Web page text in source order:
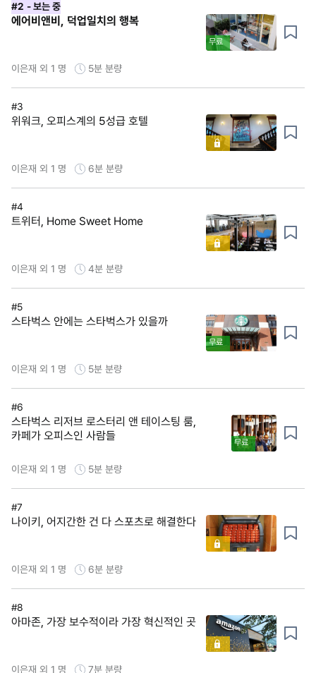
#2 - 보는 중
에어비앤비, 덕업일치의 행복
무료
이은재 외 1 명 5분 분량
#3
위워크, 오피스계의 5성급 호텔
이은재 외 1 명 6분 분량
#4
트위터, Home Sweet Home
이은재 외 1 명 4분 분량
#5
스타벅스 안에는 스타벅스가 있을까
무료
이은재 외 1 명 5분 분량
#6
스타벅스 리저브 로스터리 앤 테이스팅 룸,
카페가 오피스인 사람들
무료
이은재 외 1 명 5분 분량
#7
나이키, 어지간한 건 다 스포츠로 해결한다
이은재 외 1 명 6분 분량
#8
아마존, 가장 보수적이라 가장 혁신적인 곳
이은재 외 1 명 7분 분량